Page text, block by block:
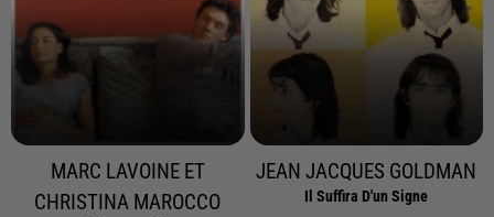
MARC LAVOINE ET
CHRISTINA MAROCCO
JEAN JACQUES GOLDMAN
Il Suffira D'un Signe